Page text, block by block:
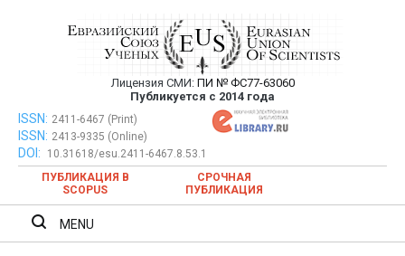
Евразийский Союз Ученых —
публикация научных статей в
ежемесячном научном журнале
Лицензия СМИ: ПИ № ФС77-63060
Публикуется с 2014 года
Евразийский Союз Ученых — публикация научных статей в
ежемесячном научном журнале
ISSN: 2411-6467 (Print)
ISSN: 2413-9335 (Online)
DOI:
10.31618/esu.2411-6467.8.53.1
ПУБЛИКАЦИЯ В
SCOPUS
СРОЧНАЯ
ПУБЛИКАЦИЯ
MENU